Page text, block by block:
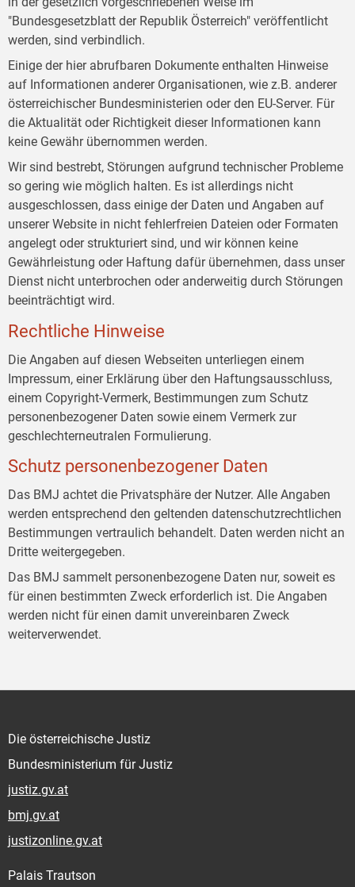
"Bundesgesetzblatt der Republik Österreich" veröffentlicht
werden, sind verbindlich.
Einige der hier abrufbaren Dokumente enthalten Hinweise
auf Informationen anderer Organisationen, wie z.B. anderer
österreichischer Bundesministerien oder den EU-Server. Für
die Aktualität oder Richtigkeit dieser Informationen kann
keine Gewähr übernommen werden.
Wir sind bestrebt, Störungen aufgrund technischer Probleme
so gering wie möglich halten. Es ist allerdings nicht
ausgeschlossen, dass einige der Daten und Angaben auf
unserer Website in nicht fehlerfreien Dateien oder Formaten
angelegt oder strukturiert sind, und wir können keine
Gewährleistung oder Haftung dafür übernehmen, dass unser
Dienst nicht unterbrochen oder anderweitig durch Störungen
beeinträchtigt wird.
Rechtliche Hinweise
Die Angaben auf diesen Webseiten unterliegen einem
Impressum, einer Erklärung über den Haftungsausschluss,
einem Copyright-Vermerk, Bestimmungen zum Schutz
personenbezogener Daten sowie einem Vermerk zur
geschlechterneutralen Formulierung.
Schutz personenbezogener Daten
Das BMJ achtet die Privatsphäre der Nutzer. Alle Angaben
werden entsprechend den geltenden datenschutzrechtlichen
Bestimmungen vertraulich behandelt. Daten werden nicht an
Dritte weitergegeben.
Das BMJ sammelt personenbezogene Daten nur, soweit es
für einen bestimmten Zweck erforderlich ist. Die Angaben
werden nicht für einen damit unvereinbaren Zweck
weiterverwendet.
Die österreichische Justiz
Bundesministerium für Justiz
justiz.gv.at
bmj.gv.at
justizonline.gv.at
Palais Trautson